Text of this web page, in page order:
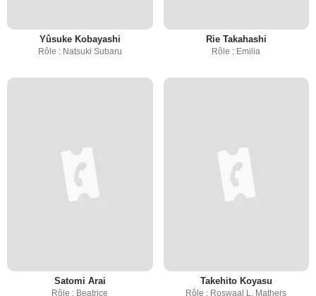
Yûsuke Kobayashi
Rôle : Natsuki Subaru
Rie Takahashi
Rôle : Emilia
Satomi Arai
Rôle : Beatrice
Takehito Koyasu
Rôle : Roswaal L. Mathers